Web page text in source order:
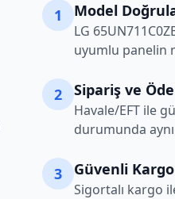
1 Model
LG
uyumlu panelin
2 Sipariş ve
Havale/EFT ile
durumunda
3 Güvenli
Sigortalı kargo